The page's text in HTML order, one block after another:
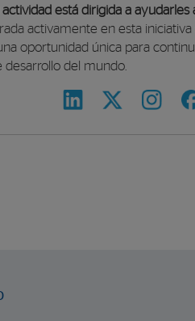
está dirigida a ayudarles
activamente en esta iniciativa
oportunidad única para
desarrollo del mundo.